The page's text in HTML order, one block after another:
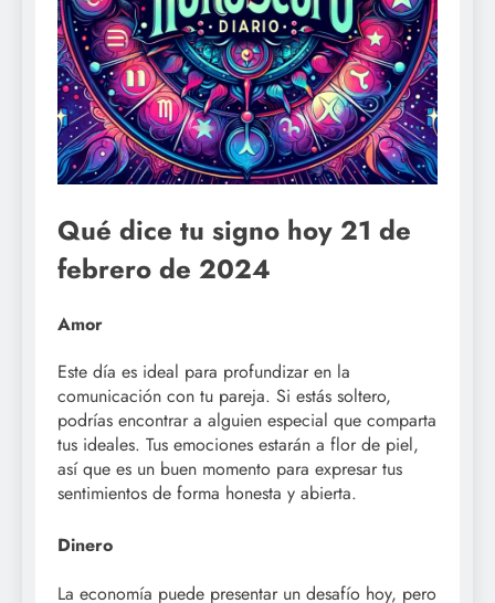
Qué dice tu signo hoy 21 de
febrero de 2024
Amor
Este día es ideal para profundizar en la
comunicación con tu pareja. Si estás soltero,
podrías encontrar a alguien especial que comparta
tus ideales. Tus emociones estarán a flor de piel,
así que es un buen momento para expresar tus
sentimientos de forma honesta y abierta.
Dinero
La economía puede presentar un desafío hoy, pero